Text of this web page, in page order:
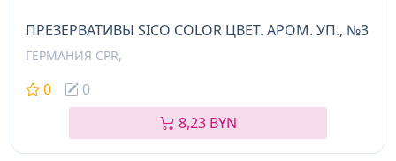
ПРЕЗЕРВАТИВЫ SICO COLOR ЦВЕТ. АРОМ. УП., №3
ГЕРМАНИЯ CPR,
0
0
8,23 BYN